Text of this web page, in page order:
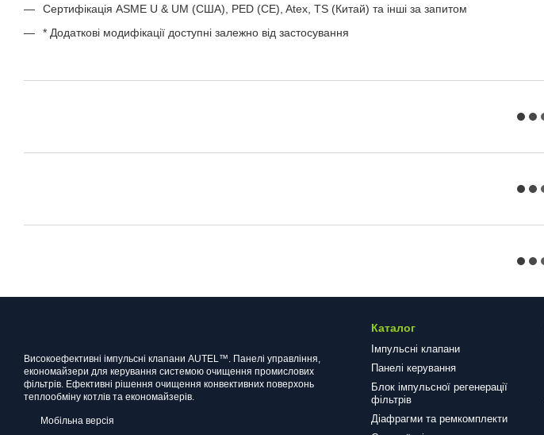
Сертифікація ASME U & UM (США), PED (CE), Atex, TS (Китай) та інші за запитом
* Додаткові модифікації доступні залежно від застосування
Високоефективні імпульсні клапани AUTEL™. Панелі управління,
економайзери для керування системою очищення промислових
фільтрів. Ефективні рішення очищення конвективних поверхонь
теплообміну котлів та економайзерів.
Мобільна версія
Каталог
Імпульсні клапани
Панелі керування
Блок імпульсної регенерації
фільтрів
Діафрагми та ремкомплекти